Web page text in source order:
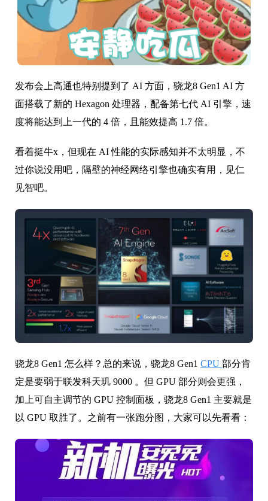
发布会上高通也特别提到了 AI 方面，骁龙8 Gen1 AI 方
面搭载了新的 Hexagon 处理器，配备第七代 AI 引擎，速
度将能达到上一代的 4 倍，且能效提高 1.7 倍。
看着挺牛x，但现在 AI 性能的实际感知并不太明显，不
过你说没用吧，隔壁的神经网络引擎也确实有用，见仁
见智吧。
骁龙8 Gen1 怎么样？总的来说，骁龙8 Gen1 CPU 部分肯
定是要弱于联发科天玑 9000 。但 GPU 部分则会更强，
加上可自主调节的 GPU 控制面板，骁龙8 Gen1 主要就是
以 GPU 取胜了。之前有一张跑分图，大家可以先看看：